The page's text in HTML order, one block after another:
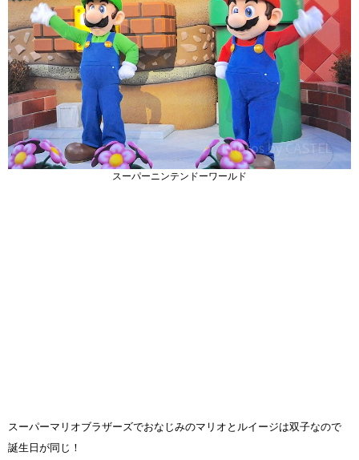
スーパーニンテンドーワールド
スーパーマリオブラザーズでおなじみのマリオとルイージは双子なので
誕生日が同じ！